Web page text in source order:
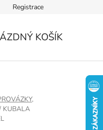
Registrace
KOŠÍK
KUBALA